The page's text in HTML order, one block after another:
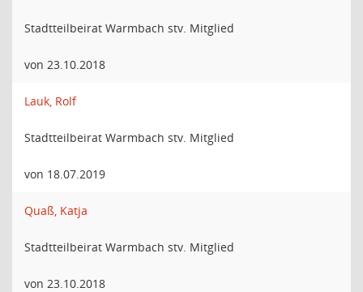
Stadtteilbeirat Warmbach stv. Mitglied
von 23.10.2018
Lauk, Rolf
Stadtteilbeirat Warmbach stv. Mitglied
von 18.07.2019
Quaß, Katja
Stadtteilbeirat Warmbach stv. Mitglied
von 23.10.2018